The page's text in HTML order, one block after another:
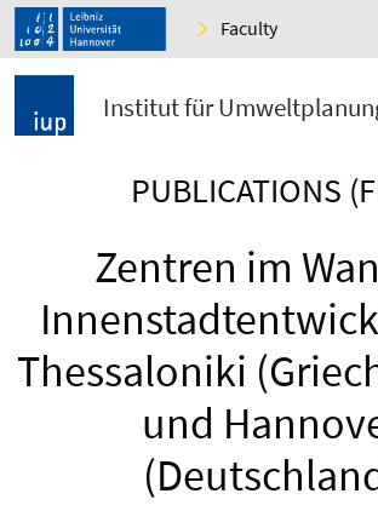
Faculty
Institut für
PUBLICATIONS
Zentren im
Thessaloniki
und